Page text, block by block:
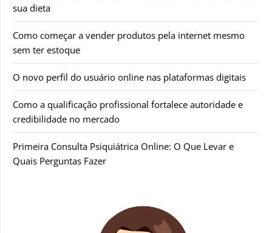
sua dieta
Como começar a vender produtos pela internet mesmo
sem ter estoque
O novo perfil do usuário online nas plataformas digitais
Como a qualificação profissional fortalece autoridade e
credibilidade no mercado
Primeira Consulta Psiquiátrica Online: O Que Levar e
Quais Perguntas Fazer